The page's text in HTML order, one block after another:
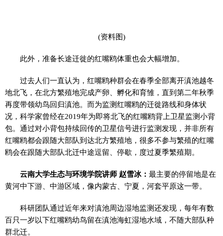
(资料图)
此外，准备长途迁徙的红嘴鸥体重也会大幅增加。
过去人们一直认为，红嘴鸥种群会在春季全部离开滇池越冬
地北飞，在北方繁殖地完成产卵、孵化和育雏，直到第二年秋季
再度带领幼鸟回归滇池。而为监测红嘴鸥的迁徙路线和身体状
况，科学家曾经在2019年为即将北飞的红嘴鸥背上卫星监测小背
包。通过对小背包持续回传的卫星信号进行监测发现，并非所有
红嘴鸥都会跟随大部队到达北方繁殖地，很多不参与繁殖的红嘴
鸥会在跟随大部队北迁中途逗留、停歇，度过夏季繁殖期。
云南大学生态与环境学院讲师 赵雪冰：最主要的停留地是在
黄河中下游、中游区域，像内蒙古、宁夏，河套平原这一带。
科研团队通过近年来对滇池周边湿地监测还发现，每年有数
百只一岁以下红嘴鸥幼鸟留在滇池海虹湿地水域，不随大部队种
群北迁。